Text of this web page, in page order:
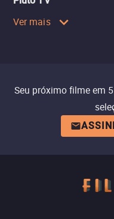
Ver mais
Seu próximo filme em